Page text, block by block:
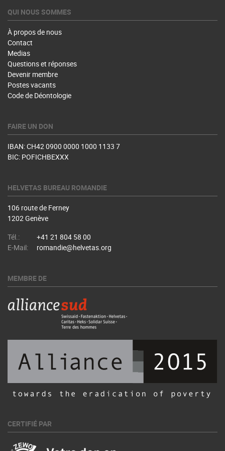
QUI NOUS SOMMES
À propos de nous
Contact
Medias
Questions et réponses
Devenir membre
Postes vacants
Code de Déontologie
FAIRE UN DON
IBAN: CH42 0900 0000 1000 1133 7
BIC: POFICHBEXXX
HELVETAS BUREAU ROMANDIE
106 route de Ferney
1202 Genève
Tél.:
+41 21 804 58 00
E-Mail:
romandie@helvetas.org
MEMBRE DE
CERTIFIÉ PAR